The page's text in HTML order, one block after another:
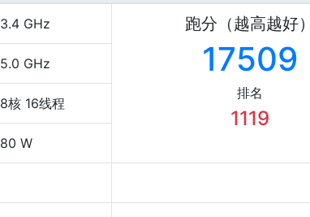
3.4 GHz 跑分（越高越好
17509
排名
1119
5.0 GHz
8核 16线程
80 W